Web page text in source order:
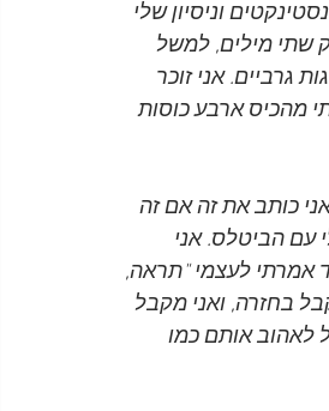
וניסיון שלי
שתי מילים, למשל
גרביים. אני זוכר
מהכיס ארבע כוסות
כותב את זה אם זה
עם הביטלס. אני
אמרתי לעצמי "תראה,
בחזרה, ואני מקבל
לאהוב אותם כמו